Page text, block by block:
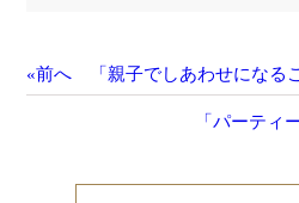
«前へ 「親子でしあわせになる
「パーテ